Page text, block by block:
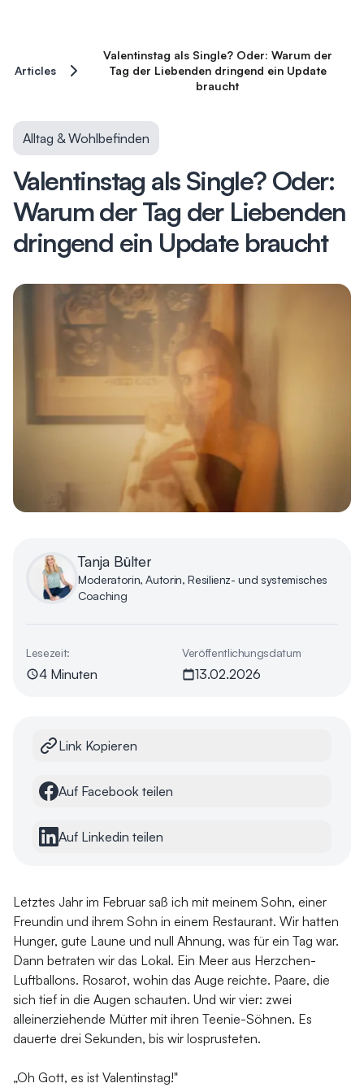
Tanja Bülter
Moderatorin, Autorin, Resilienz- und systemisches
Coaching
Lesezeit:
4 Minuten
Veröffentlichungsdatum
13.02.2026
Link Kopieren
Auf Facebook teilen
Auf Linkedin teilen
Articles
Valentinstag als Single? Oder: Warum der
Tag der Liebenden dringend ein Update
braucht
Alltag & Wohlbefinden
Valentinstag als Single? Oder:
Warum der Tag der Liebenden
dringend ein Update braucht
Letztes Jahr im Februar saß ich mit meinem Sohn, einer
Freundin und ihrem Sohn in einem Restaurant. Wir hatten
Hunger, gute Laune und null Ahnung, was für ein Tag war.
Dann betraten wir das Lokal. Ein Meer aus Herzchen-
Luftballons. Rosarot, wohin das Auge reichte. Paare, die
sich tief in die Augen schauten. Und wir vier: zwei
alleinerziehende Mütter mit ihren Teenie-Söhnen. Es
dauerte drei Sekunden, bis wir losprusteten.
„Oh Gott, es ist Valentinstag!"